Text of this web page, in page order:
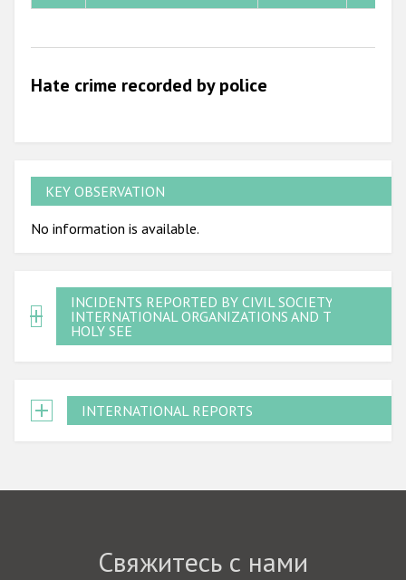
Hate crime recorded by police
KEY OBSERVATION
No information is available.
INCIDENTS REPORTED BY CIVIL SOCIETY,
INTERNATIONAL ORGANIZATIONS AND THE
HOLY SEE
INTERNATIONAL REPORTS
Свяжитесь с нами